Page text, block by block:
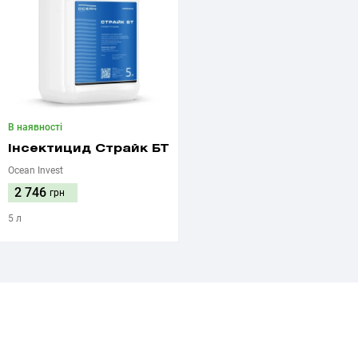
В наявності
Інсектицид Страйк БТ
Ocean Invest
2 746 грн
5 л